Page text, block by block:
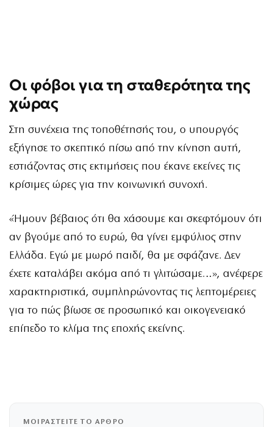
Οι φόβοι για τη σταθερότητα της
χώρας
Στη συνέχεια της τοποθέτησής του, ο υπουργός
εξήγησε το σκεπτικό πίσω από την κίνηση αυτή,
εστιάζοντας στις εκτιμήσεις που έκανε εκείνες τις
κρίσιμες ώρες για την κοινωνική συνοχή.
«Ήμουν βέβαιος ότι θα χάσουμε και σκεφτόμουν ότι
αν βγούμε από το ευρώ, θα γίνει εμφύλιος στην
Ελλάδα. Εγώ με μωρό παιδί, θα με σφάζανε. Δεν
έχετε καταλάβει ακόμα από τι γλιτώσαμε…», ανέφερε
χαρακτηριστικά, συμπληρώνοντας τις λεπτομέρειες
για το πώς βίωσε σε προσωπικό και οικογενειακό
επίπεδο το κλίμα της εποχής εκείνης.
ΜΟΙΡΑΣΤΕΙΤΕ ΤΟ ΑΡΘΡΟ